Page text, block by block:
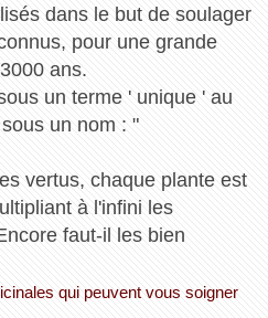
dans le but de soulager
pour une grande
ans.
un terme ' unique ' au
un nom : "
vertus, chaque plante est
à l'infini les
faut-il les bien
qui peuvent vous soigner